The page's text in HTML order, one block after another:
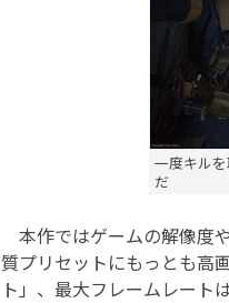
一度キル
だ
本作ではゲームの解像度
質プリセットにもっとも高
ト」、最大フレームレート